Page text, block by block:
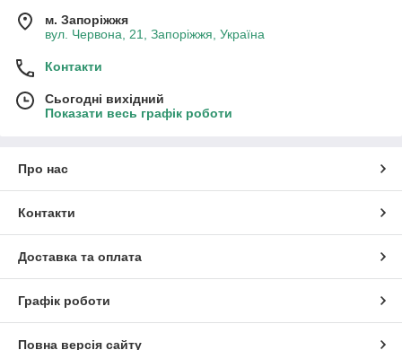
м. Запоріжжя
вул. Червона, 21, Запоріжжя, Україна
Контакти
Сьогодні вихідний
Показати весь графік роботи
Про нас
Контакти
Доставка та оплата
Графік роботи
Повна версія сайту